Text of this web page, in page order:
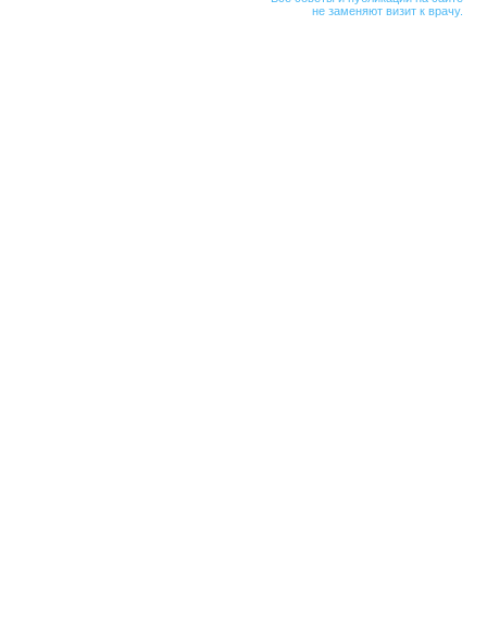
не заменяют визит к врачу.